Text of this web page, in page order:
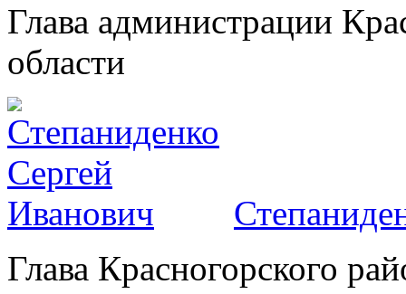
Глава администрации
области
Глава Красногорского